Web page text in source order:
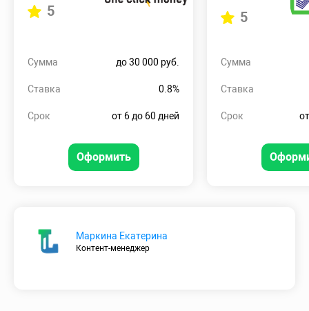
5
Сумма до 30 000 руб.
Ставка 0.8%
Срок от 6 до 60 дней
Оформить
5
Сумма
Ставка
Срок
Маркина Екатерина
Контент-менеджер